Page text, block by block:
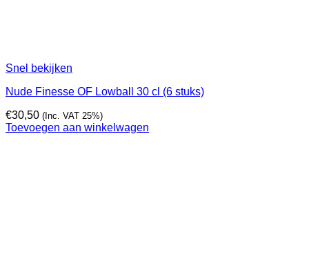
Snel bekijken
Nude Finesse OF Lowball 30 cl (6 stuks)
€30,50 (Inc. VAT 25%)
Toevoegen aan winkelwagen